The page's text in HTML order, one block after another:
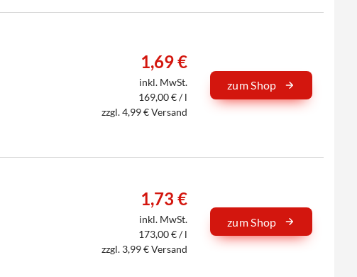
1,69 €
inkl. MwSt.
169,00 € / l
zzgl. 4,99 € Versand
zum Shop
1,73 €
inkl. MwSt.
173,00 € / l
zzgl. 3,99 € Versand
zum Shop